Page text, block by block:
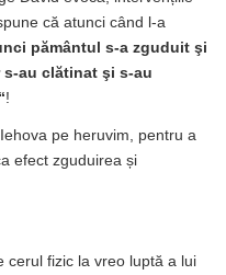
că atunci când l-a
pământul s-a zguduit şi
au clătinat şi s-au
!
pe heruvim, pentru a
efect zguduirea și
cerul fizic la vreo luptă a lui